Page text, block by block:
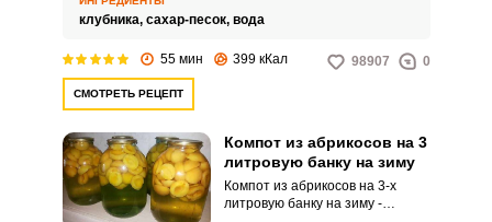
клубника, сахар-песок, вода
55 мин 399 кКал 98907 0
СМОТРЕТЬ РЕЦЕПТ
Компот из абрикосов на 3
литровую банку на зиму
Компот из абрикосов на 3-х
литровую банку на зиму -